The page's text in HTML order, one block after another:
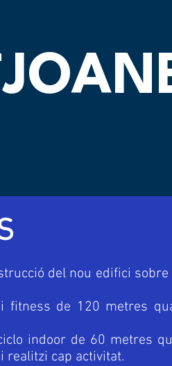
del nou edifici
fitness de 120 metres
indoor de 60 metres
realitzi cap activitat.